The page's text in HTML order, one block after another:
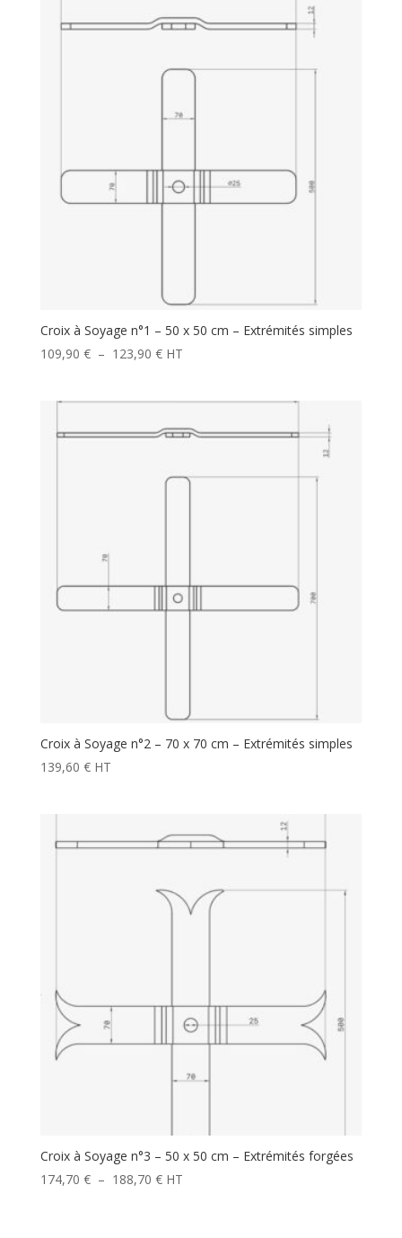
à
Croix à Soyage n°1 – 50 x 50 cm – Extrémités simples
109,90 € – 123,90 €Plage
à
HT
Croix à Soyage n°2 – 70 x 70 cm – Extrémités simples
139,60 € HT
Croix à Soyage n°3 – 50 x 50 cm – Extrémités forgées
174,70 € – 188,70 €Plage
HT